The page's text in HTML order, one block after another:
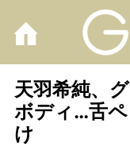
天羽希純、
ボディ…舌
け